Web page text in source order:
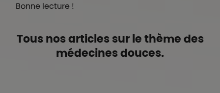
Bonne lecture !
Titre sur le meme theme
Tous nos articles sur le thème des
médecines douces.